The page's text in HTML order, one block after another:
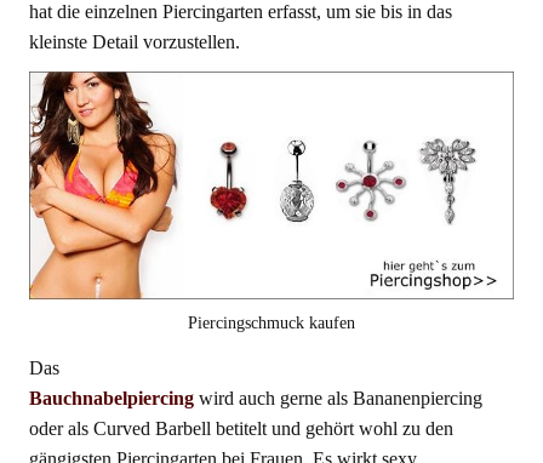
hat die einzelnen Piercingarten erfasst, um sie bis in das
kleinste Detail vorzustellen.
Piercingschmuck kaufen
Das
Bauchnabelpiercing wird auch gerne als Bananenpiercing
oder als Curved Barbell betitelt und gehört wohl zu den
gängigsten Piercingarten bei Frauen. Es wirkt sexy